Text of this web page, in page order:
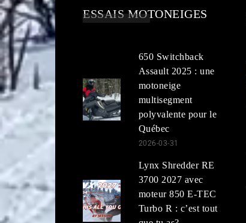
ESSAIS MOTONEIGES
650 Switchback
Assault 2025 : une
motoneige
multisegment
polyvalente pour le
Québec
2026-03-31
Lynx Shredder RE
3700 2027 avec
moteur 850 E-TEC
Turbo R : c’est tout